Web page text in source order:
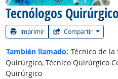
Tecnólogos
Imprimir Compartir
También llamado: Técnico de la
Quirúrgico, Técnico Quirúrgico
Quirúrgico